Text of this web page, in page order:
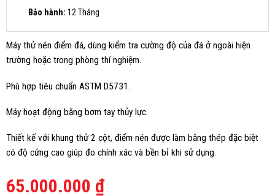
Bảo hành: 12 Tháng
Máy thử nén điểm đá, dùng kiểm tra cường độ của đá ở ngoài hiện
trường hoặc trong phòng thí nghiệm.
Phù hợp tiêu chuẩn ASTM D5731.
Máy hoạt động bằng bơm tay thủy lực.
Thiết kế với khung thử 2 cột, điểm nén được làm bằng thép đặc biệt
có độ cứng cao giúp đo chính xác và bền bỉ khi sử dụng.
65.000.000 ₫